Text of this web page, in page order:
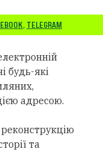
, TELEGRAM
будь-які
адресою.
та